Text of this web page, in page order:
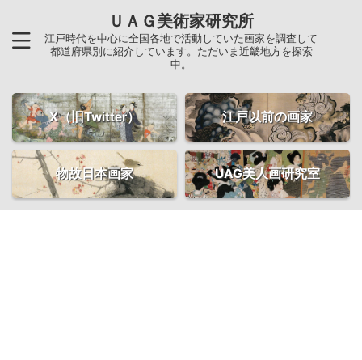
ＵＡＧ美術家研究所
江戸時代を中心に全国各地で活動していた画家を調査して
都道府県別に紹介しています。ただいま近畿地方を探索
中。
X（旧Twitter） 江戸以前の画家
物故日本画家 UAG美人画研究室